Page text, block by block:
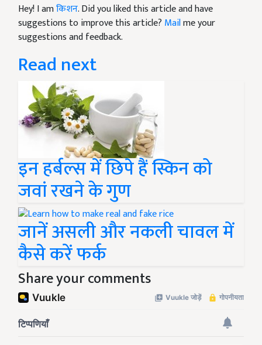
Hey! I amकिशन. Did you liked this article and have
suggestions to improve this article? Mailme your
suggestions and feedback.
Read next
इन हर्बल्स में छिपे हैं स्किन को
जवां रखने के गुण
जानें असली और नकली चावल में
कैसे करें फर्क
Share your comments